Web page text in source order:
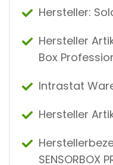
Hersteller:
Hersteller
Box
Intrastat
Hersteller
SENSORBOX